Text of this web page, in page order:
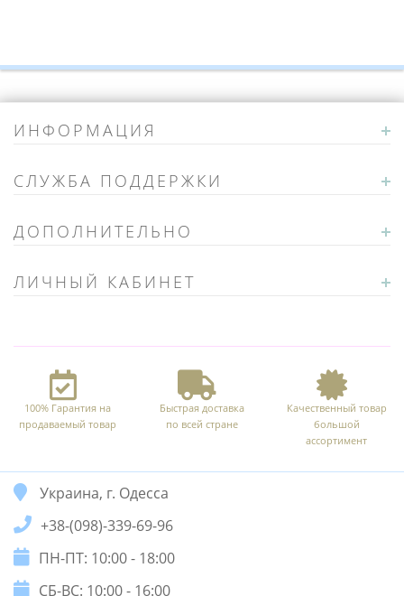
ИНФОРМАЦИЯ
СЛУЖБА ПОДДЕРЖКИ
ДОПОЛНИТЕЛЬНО
ЛИЧНЫЙ КАБИНЕТ
100% Гарантия на
продаваемый товар
Быстрая доставка
по всей стране
Качественный товар
большой
ассортимент
Украина, г. Одесса
+38-(098)-339-69-96
ПН-ПТ: 10:00 - 18:00
СБ-ВС: 10:00 - 16:00